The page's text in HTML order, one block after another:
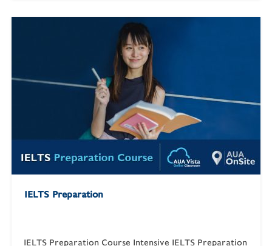
introduce English vocabulary commonly used in
IELTS Preparation
IELTS Preparation Course Intensive IELTS Preparation